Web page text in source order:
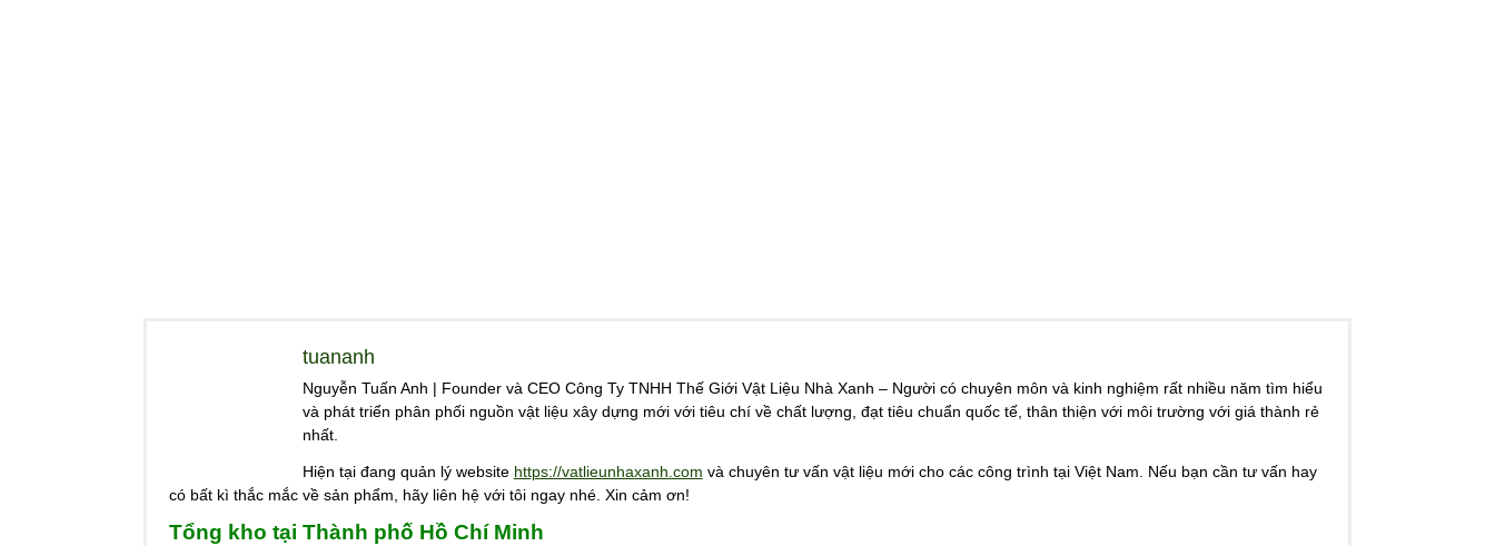
tuananh
Nguyễn Tuấn Anh | Founder và CEO Công Ty TNHH Thế Giới Vật Liệu Nhà Xanh – Người có chuyên môn và kinh nghiệm rất nhiều năm tìm hiểu
và phát triển phân phối nguồn vật liệu xây dựng mới với tiêu chí về chất lượng, đạt tiêu chuẩn quốc tế, thân thiện với môi trường với giá thành rẻ
nhất.
Hiện tại đang quản lý website https://vatlieunhaxanh.com và chuyên tư vấn vật liệu mới cho các công trình tại Việt Nam. Nếu bạn cần tư vấn hay
có bất kì thắc mắc về sản phẩm, hãy liên hệ với tôi ngay nhé. Xin cảm ơn!
Tổng kho tại Thành phố Hồ Chí Minh